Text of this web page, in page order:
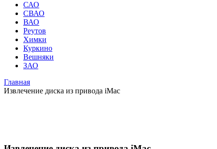
САО
СВАО
ВАО
Реутов
Химки
Куркино
Вешняки
ЗАО
Главная
Извлечение диска из привода iMac